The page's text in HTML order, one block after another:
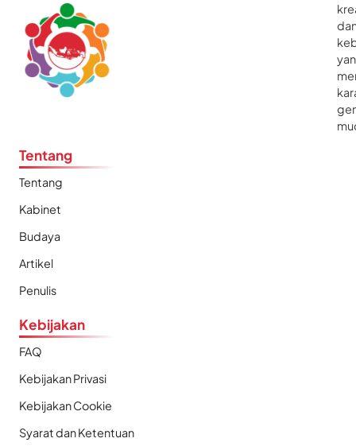
Tentang
Tentang
Kabinet
Budaya
Artikel
Penulis
Kebijakan
FAQ
Kebijakan Privasi
Kebijakan Cookie
Syarat dan Ketentuan